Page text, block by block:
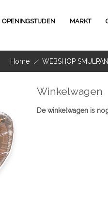
OPENINGSTIJDEN MARKT
Home / WEBSHOP
Winkelwagen
De winkelwagen is